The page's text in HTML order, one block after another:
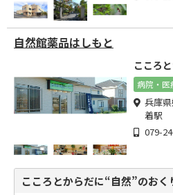
自然館薬品はしもと
こころ
病院・医
兵庫
着駅
079-
こころとからだに“自然”のおく